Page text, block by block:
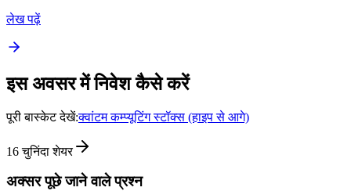
लेख पढ़ें
इस अवसर में निवेश कैसे करें
पूरी बास्केट देखें:क्वांटम कम्प्यूटिंग स्टॉक्स (हाइप से आगे)
16 चुनिंदा शेयर
अक्सर पूछे जाने वाले प्रश्न